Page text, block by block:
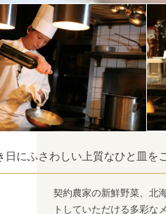
日にふさわしい上質なひと皿を
契約農家の新鮮野菜、北
トしていただける多彩な